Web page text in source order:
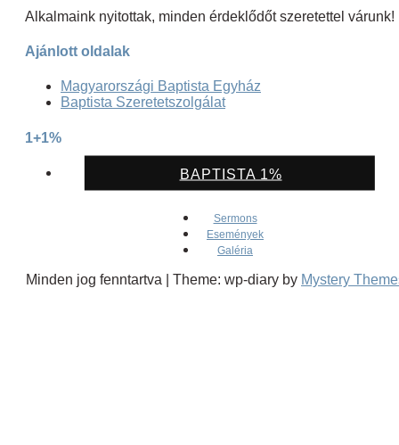
Alkalmaink nyitottak, minden érdeklődőt szeretettel várunk!
Ajánlott oldalak
Magyarországi Baptista Egyház
Baptista Szeretetszolgálat
1+1%
BAPTISTA 1%
Sermons
Események
Galéria
Minden jog fenntartva Theme: wp-diary by Mystery